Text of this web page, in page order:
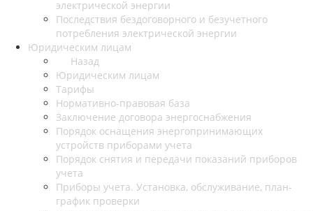
электрической энергии
Последствия бездоговорного и безучетного
потребления электрической энергии
Юридическим лицам
Назад
Юридическим лицам
Тарифы
Нормативно-правовая база
Заключение договора энергоснабжения
Порядок оснащения энергопринимающих
устройств приборами учета
Порядок снятия и передачи показаний приборов
учета
Приборы учета. Установка, обслуживание, план-
график проверки